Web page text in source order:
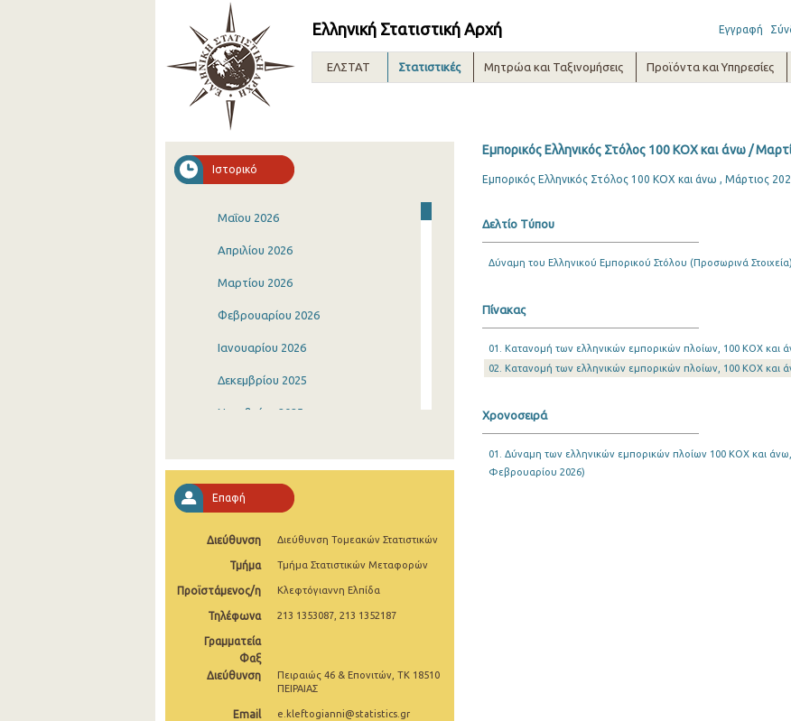
Ελληνική Στατιστική Αρχή Εγγραφή
ΕΛΣΤΑΤ Στατιστικές Μητρώα και Ταξινομήσεις Προϊόντα και Υπηρεσίες
Ιστορικό
Μαΐου 2026
Απριλίου 2026
Μαρτίου 2026
Φεβρουαρίου 2026
Ιανουαρίου 2026
Δεκεμβρίου 2025
Νοεμβρίου 2025
Αυγούστου 2025
Ιουλίου 2025
Ιουνίου 2025
Μαΐου 2025
Απριλίου 2025
Μαρτίου 2025
Επαφή
Διεύθυνση Διεύθυνση Τομεακών Στατιστικών
Τμήμα Τμήμα Στατιστικών Μεταφορών
Προϊστάμενος/η Κλεφτόγιαννη Ελπίδα
Τηλέφωνα 213 1353087, 213 1352187
Γραμματεία
Φαξ
Διεύθυνση
Πειραιώς 46 & Επονιτών, ΤΚ 18510
ΠΕΙΡΑΙΑΣ
Email e.kleftogianni@statistics.gr
Εμπορικός Ελληνικός Στόλος 100 ΚΟΧ και άνω /
Εμπορικός Ελληνικός Στόλος 100 ΚΟΧ και άνω , Μάρτιος
Δελτίο Τύπου
Δύναμη του Ελληνικού Εμπορικού Στόλου (Προσωρινά Στοιχεία)
Πίνακας
01. Κατανομή των ελληνικών εμπορικών πλοίων, 100 ΚΟΧ και
02. Κατανομή των ελληνικών εμπορικών πλοίων, 100 ΚΟΧ και
Χρονοσειρά
01. Δύναμη των ελληνικών εμπορικών πλοίων 100 ΚΟΧ και
Φεβρουαρίου 2026)